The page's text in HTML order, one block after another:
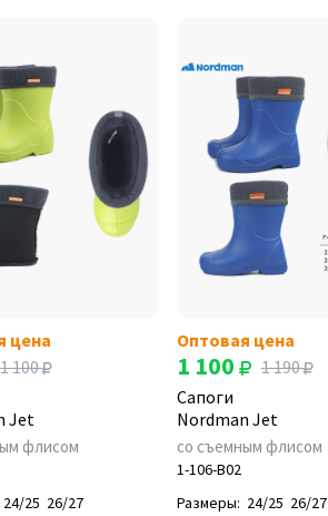
цена
1 100
Jet
флисом
24/25 26/27
Оптовая цена
1 100
1 190
Сапоги
Nordman Jet
со съемным флисом
1-106-B02
Размеры: 24/25 26/27